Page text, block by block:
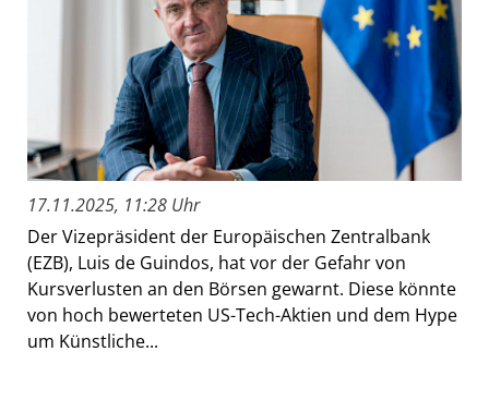
17.11.2025, 11:28 Uhr
Der Vizepräsident der Europäischen Zentralbank
(EZB), Luis de Guindos, hat vor der Gefahr von
Kursverlusten an den Börsen gewarnt. Diese könnte
von hoch bewerteten US-Tech-Aktien und dem Hype
um Künstliche...